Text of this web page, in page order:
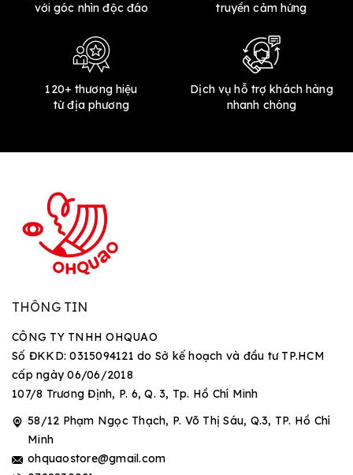
với góc nhìn độc đáo
truyền cảm hứng
120+ thương hiệu
từ địa phương
Dịch vụ hỗ trợ khách hàng
nhanh chóng
THÔNG TIN
CÔNG TY TNHH OHQUAO
Số ĐKKD: 0315094121 do Sở kế hoạch và đầu tư TP.HCM
cấp ngày 06/06/2018
107/8 Trương Định, P. 6, Q. 3, Tp. Hồ Chí Minh
58/12 Phạm Ngọc Thạch, P. Võ Thị Sáu, Q.3, TP. Hồ Chí
Minh
ohquaostore@gmail.com